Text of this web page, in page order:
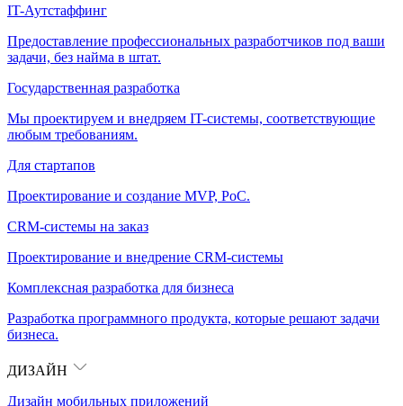
IT-Аутстаффинг
Предоставление профессиональных разработчиков под ваши
задачи, без найма в штат.
Государственная разработка
Мы проектируем и внедряем IT-системы, соответствующие
любым требованиям.
Для стартапов
Проектирование и создание MVP, PoC.
CRM-системы на заказ
Проектирование и внедрение CRM-системы
Комплексная разработка для бизнеса
Разработка программного продукта, которые решают задачи
бизнеса.
ДИЗАЙН
Дизайн мобильных приложений